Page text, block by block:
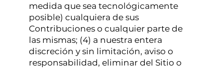
medida que sea tecnológicamente
posible) cualquiera de sus
Contribuciones o cualquier parte de
las mismas; (4) a nuestra entera
discreción y sin limitación, aviso o
responsabilidad, eliminar del Sitio o